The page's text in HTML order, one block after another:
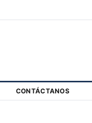
CONTÁCTANOS